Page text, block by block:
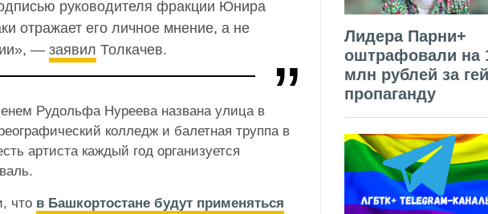
руководителя фракции Юнира
отражает его личное мнение, а не
— заявил Толкачев.
Рудольфа Нуреева названа улица в
колледж и балетная труппа в
артиста каждый год организуется
что в Башкортостане будут применяться
Лидера Парни+
оштрафовали на
млн рублей за
пропаганду